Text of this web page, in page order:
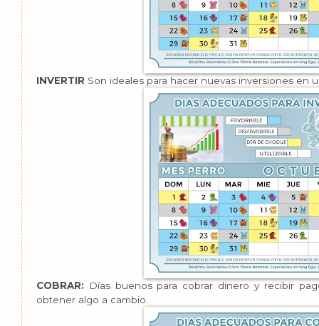
INVERTIR Son ideales para hacer nuevas inversiones en
COBRAR:
Días buenos para cobrar dinero y recibir
obtener algo a cambio.